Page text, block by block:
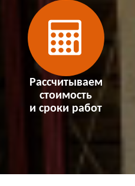
Рассчитываем
стоимость
и сроки работ